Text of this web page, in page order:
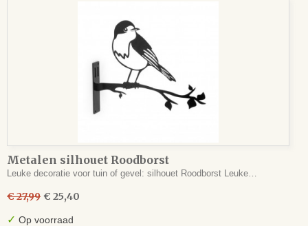
Metalen silhouet Roodborst
Leuke decoratie voor tuin of gevel: silhouet Roodborst Leuke…
€ 27,99 € 25,40
✓ Op voorraad